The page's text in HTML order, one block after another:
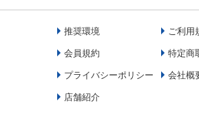
推奨環境 ご利用
会員規約 特定商
プライバシーポリシー 会社概
店舗紹介